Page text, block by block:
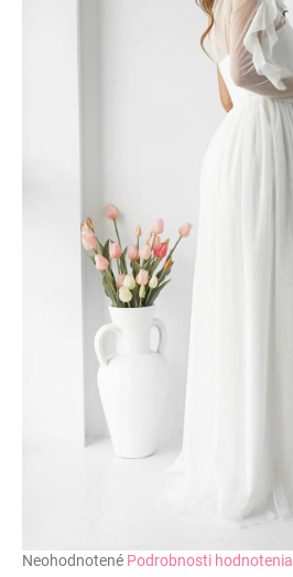
Priemerné
Neohodnotené Podrobnosti hodnotenia